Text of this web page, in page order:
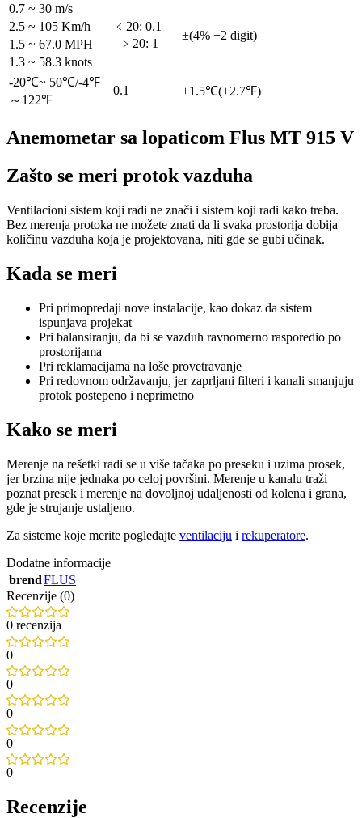
0.7 ~ 30 m/s
﹤20: 0.1
﹥20: 1
±(4% +2 digit)
2.5 ~ 105 Km/h
1.5 ~ 67.0 MPH
1.3 ~ 58.3 knots
-20℃~ 50℃/-4℉
～122℉
0.1 ±1.5℃(±2.7℉)
Anemometar sa lopaticom Flus MT 915 V
Zašto se meri protok vazduha
Ventilacioni sistem koji radi ne znači i sistem koji radi kako treba.
Bez merenja protoka ne možete znati da li svaka prostorija dobija
količinu vazduha koja je projektovana, niti gde se gubi učinak.
Kada se meri
Pri primopredaji nove instalacije, kao dokaz da sistem
ispunjava projekat
Pri balansiranju, da bi se vazduh ravnomerno rasporedio po
prostorijama
Pri reklamacijama na loše provetravanje
Pri redovnom održavanju, jer zaprljani filteri i kanali smanjuju
protok postepeno i neprimetno
Kako se meri
Merenje na rešetki radi se u više tačaka po preseku i uzima prosek,
jer brzina nije jednaka po celoj površini. Merenje u kanalu traži
poznat presek i merenje na dovoljnoj udaljenosti od kolena i grana,
gde je strujanje ustaljeno.
Za sisteme koje merite pogledajte ventilaciju i rekuperatore.
Dodatne informacije
brendFLUS
Recenzije (0)
0 recenzija
0
0
0
0
0
Recenzije